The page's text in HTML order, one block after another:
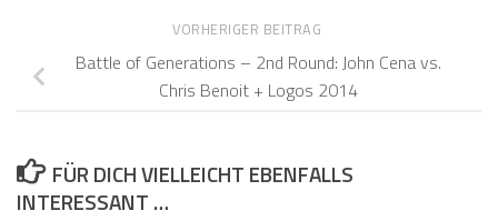
VORHERIGER BEITRAG
Battle of Generations – 2nd Round: John Cena vs.
Chris Benoit + Logos 2014
FÜR DICH VIELLEICHT EBENFALLS
INTERESSANT …